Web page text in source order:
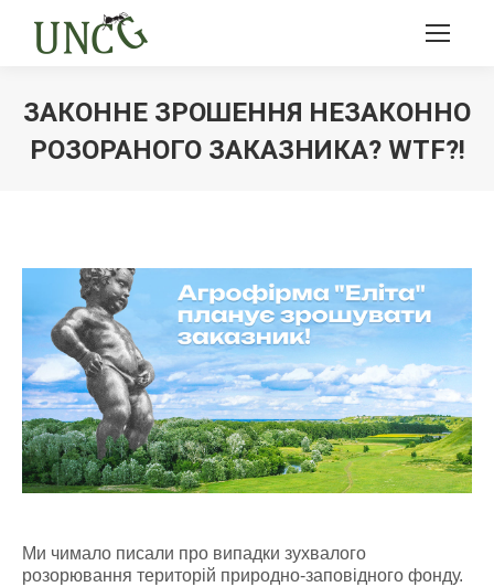
ЗАКОННЕ ЗРОШЕННЯ НЕЗАКОННО
РОЗОРАНОГО ЗАКАЗНИКА? WTF?!
Ми чимало писали про випадки зухвалого
розорювання територій природно-заповідного фонду.